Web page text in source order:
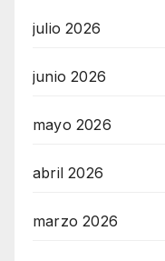
julio 2026
junio 2026
mayo 2026
abril 2026
marzo 2026